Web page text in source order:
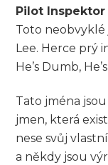
Pilot Inspektor
Toto neobvyklé
Lee. Herce prý
He’s Dumb,
Tato jména
jmen, která
nese svůj
a někdy jsou